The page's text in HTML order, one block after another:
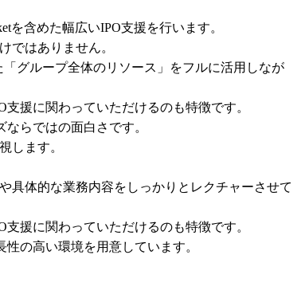
含めた幅広いIPO支援を行います。
ではありません。
グループ全体のリソース」をフルに活用しなが
援に関わっていただけるのも特徴です。
らではの面白さです。
します。
具体的な業務内容をしっかりとレクチャーさせて
援に関わっていただけるのも特徴です。
の高い環境を用意しています。